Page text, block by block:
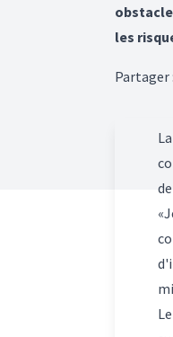
les
Partager :